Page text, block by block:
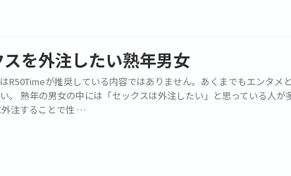
を外注したい熟年男女
R50Timeが推奨している内容ではありません。あくまでもエンタメ
。 熟年の男女の中には「セックスは外注したい」と思っている人が
外注することで性 …